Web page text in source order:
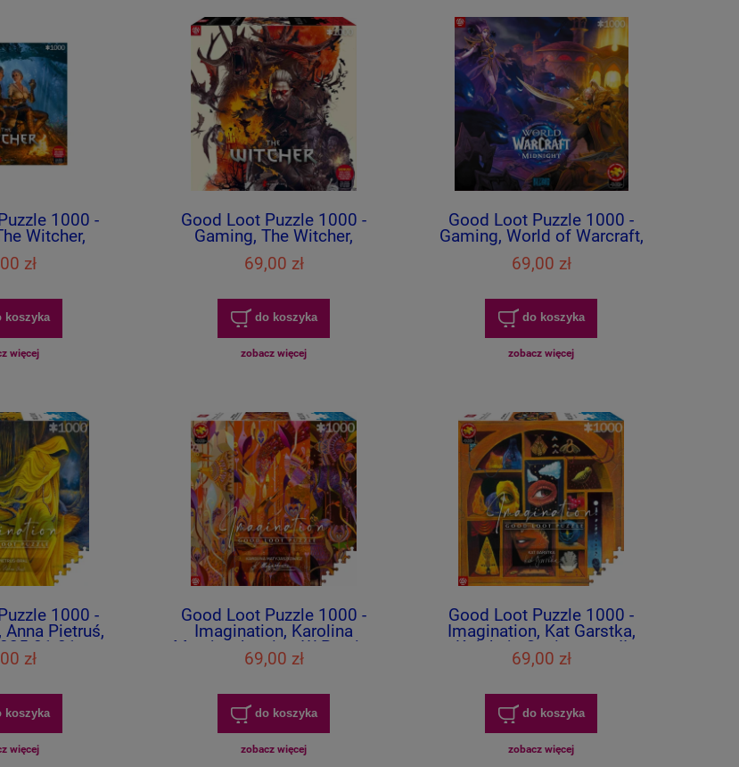
1000 -
Witcher,
of Ciri
zł
koszyka
więcej
Good Loot Puzzle 1000 -
Gaming, The Witcher,
Wiedźmin Monsters
69,00 zł
do koszyka
zobacz więcej
Good Loot Puzzle 1000 -
Gaming, World of Warcraft,
Midnight Against the Void
69,00 zł
do koszyka
zobacz więcej
1000 -
Pietruś,
01-01
zł
koszyka
więcej
Good Loot Puzzle 1000 -
Imagination, Karolina
Matyjaszkowicz, W Ptasim
Gąszczu Tryptyk
69,00 zł
do koszyka
zobacz więcej
Good Loot Puzzle 1000 -
Imagination, Kat Garstka,
Kolekcja Oneironauty II
69,00 zł
do koszyka
zobacz więcej